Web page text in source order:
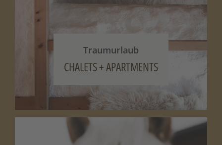
Traumurlaub
CHALETS + APARTMENTS